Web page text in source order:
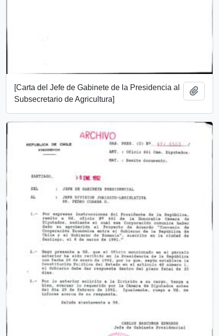
[Carta del Jefe de Gabinete de la Presidencia al
Subsecretario de Agricultura]